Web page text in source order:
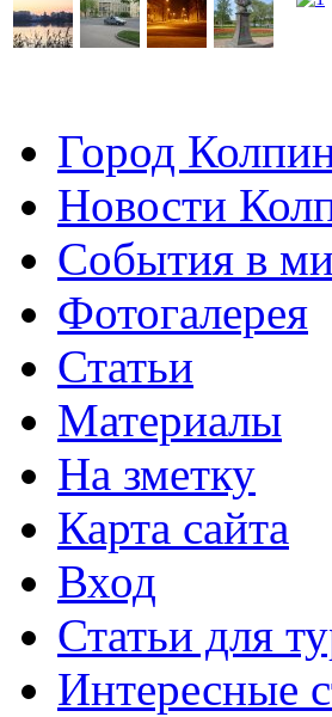
Город
Новости
События в
Фотогалерея
Статьи
Материалы
На зметку
Карта сайта
Вход
Статьи для
Интересные